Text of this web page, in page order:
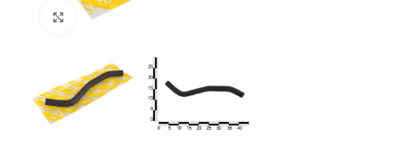
Click to enlarge